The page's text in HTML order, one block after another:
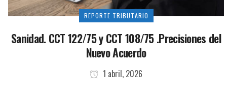
REPORTE TRIBUTARIO
Sanidad. CCT 122/75 y CCT 108/75 .Precisiones del
Nuevo Acuerdo
1 abril, 2026